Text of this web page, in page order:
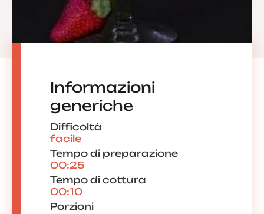
Informazioni
generiche
Difficoltà
facile
Tempo di preparazione
00:25
Tempo di cottura
00:10
Porzioni